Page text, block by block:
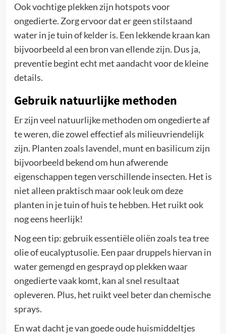
Ook vochtige plekken zijn hotspots voor
ongedierte. Zorg ervoor dat er geen stilstaand
water in je tuin of kelder is. Een lekkende kraan kan
bijvoorbeeld al een bron van ellende zijn. Dus ja,
preventie begint echt met aandacht voor de kleine
details.
Gebruik natuurlijke methoden
Er zijn veel natuurlijke methoden om ongedierte af
te weren, die zowel effectief als milieuvriendelijk
zijn. Planten zoals lavendel, munt en basilicum zijn
bijvoorbeeld bekend om hun afwerende
eigenschappen tegen verschillende insecten. Het is
niet alleen praktisch maar ook leuk om deze
planten in je tuin of huis te hebben. Het ruikt ook
nog eens heerlijk!
Nog een tip: gebruik essentiële oliën zoals tea tree
olie of eucalyptusolie. Een paar druppels hiervan in
water gemengd en gesprayd op plekken waar
ongedierte vaak komt, kan al snel resultaat
opleveren. Plus, het ruikt veel beter dan chemische
sprays.
En wat dacht je van goede oude huismiddeltjes